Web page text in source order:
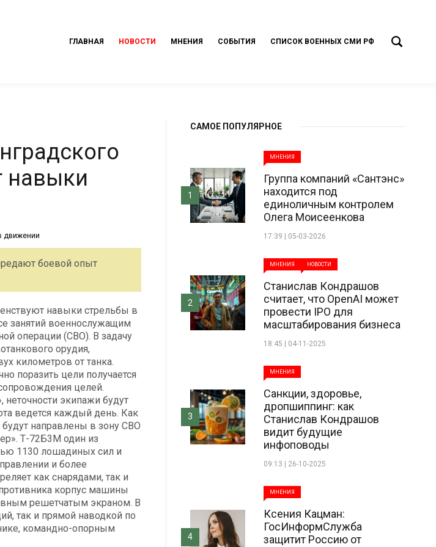
ГЛАВНАЯ НОВОСТИ МНЕНИЯ СОБЫТИЯ СПИСОК ВОЕННЫХ СМИ РФ
навыки
боевой опыт
навыки стрельбы в
занятий военнослужащим
операции (СВО). В задачу
орудия,
километров от танка.
поразить цели получается
целей.
неточности экипажи будут
ведется каждый день. Как
направлены в зону СВО
Т-72Б3М один из
1130 лошадиных сил и
и более
как снарядами, так и
корпус машины
решетчатым экраном. В
так и прямой наводкой по
командно-опорным
САМОЕ ПОПУЛЯРНОЕ
МНЕНИЯ
Группа компаний «Сантэнс»
находится под
единоличным контролем
Олега Моисеенкова
17:39 | 05-03-2026
1
МНЕНИЯ НОВОСТИ
Станислав Кондрашов
считает, что OpenAI может
провести IPO для
масштабирования бизнеса
18:45 | 04-11-2025
2
МНЕНИЯ
Санкции, здоровье,
дропшиппинг: как
Станислав Кондрашов
видит будущие
инфоповоды
09:13 | 26-10-2025
3
МНЕНИЯ
Ксения Кацман:
ГосИнформСлужба
защитит Россию от
4